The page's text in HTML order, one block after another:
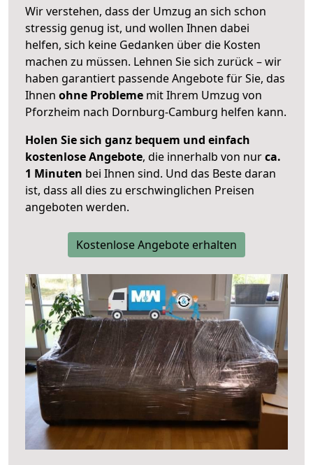
Wir verstehen, dass der Umzug an sich schon
stressig genug ist, und wollen Ihnen dabei
helfen, sich keine Gedanken über die Kosten
machen zu müssen. Lehnen Sie sich zurück – wir
haben garantiert passende Angebote für Sie, das
Ihnen ohne Probleme mit Ihrem Umzug von
Pforzheim nach Dornburg-Camburg helfen kann.
Holen Sie sich ganz bequem und einfach
kostenlose Angebote, die innerhalb von nurca.
1 Minuten bei Ihnen sind. Und das Beste daran
ist, dass all dies zu erschwinglichen Preisen
angeboten werden.
Kostenlose Angebote erhalten